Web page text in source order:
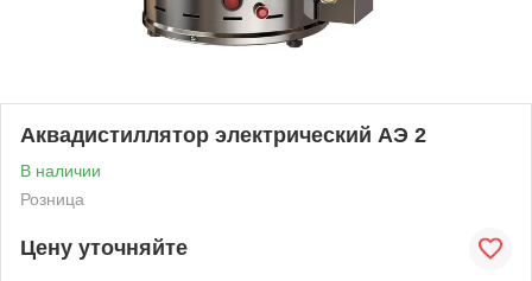
Аквадистиллятор электрический АЭ 2
В наличии
Розница
Цену уточняйте